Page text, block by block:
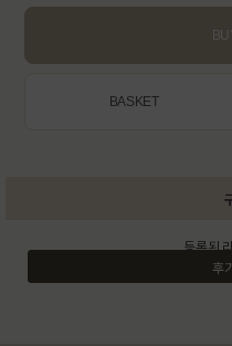
BASKET
등록된
후